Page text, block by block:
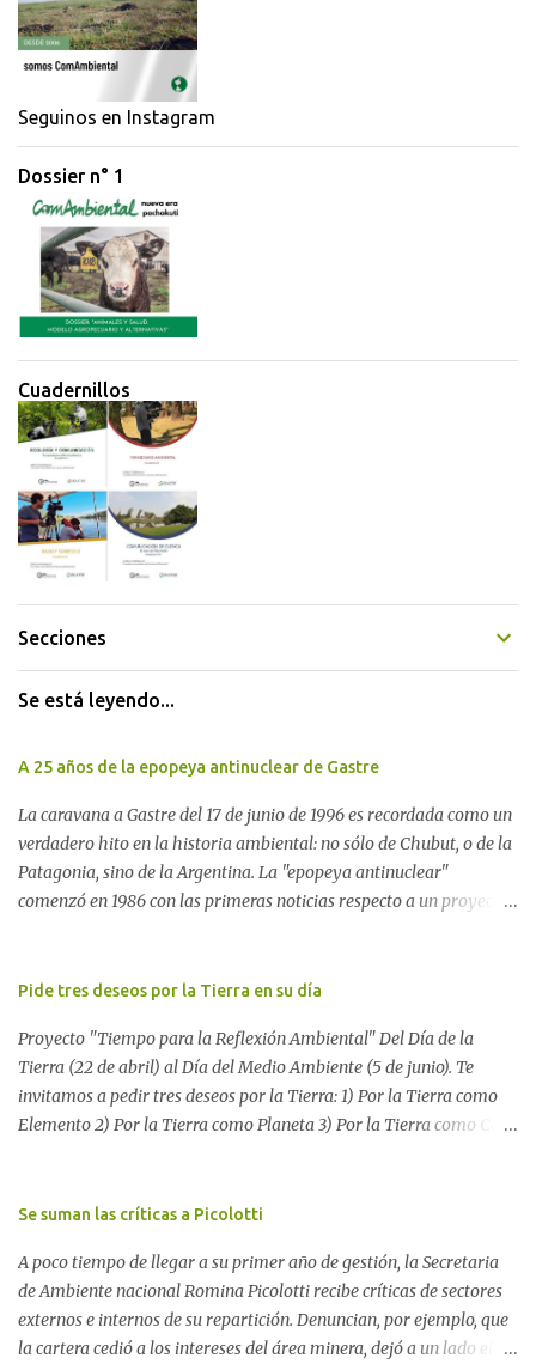
t
a
i
o
s
Seguinos en Instagram
Dossier n° 1
Cuadernillos
Secciones
Se está leyendo...
A 25 años de la epopeya antinuclear de Gastre
La caravana a Gastre del 17 de junio de 1996 es recordada como un
verdadero hito en la historia ambiental: no sólo de Chubut, o de la
Patagonia, sino de la Argentina. La "epopeya antinuclear"
comenzó en 1986 con las primeras noticias respecto a un proyecto
proyecto legislativo nacional al respecto. En este artículo, la
Movimiento Antinuclear de Chubut (MACH) liderada por Javier
Rodríguez Pardo, como una lección de rebelión democrática
territorial frente a las imposiciones de la tecnocracia nuclear
globalizada. Dossier N° 3 "La crisis nuclear en el mundo. A 10 años
Dukal.
Pide tres deseos por la Tierra en su día
Proyecto "Tiempo para la Reflexión Ambiental" Del Día de la
Tierra (22 de abril) al Día del Medio Ambiente (5 de junio). Te
invitamos a pedir tres deseos por la Tierra: 1) Por la Tierra como
Elemento 2) Por la Tierra como Planeta 3) Por la Tierra como Casa
blog para reunir todos los pedidos. Si no tenés una página web,
blogambiental@yahoo.com.ar Difundí este mensaje. Unamos
nuestras voces para que nos escuchen Ver más sobre el Proyecto
"Tiempo para la reflexión ambiental" Los deseos pueden
expresarse poéticamente: Ver "Oda a la Tierra" Nuestros tres
Se suman las críticas a Picolotti
A poco tiempo de llegar a su primer año de gestión, la Secretaria
de Ambiente nacional Romina Picolotti recibe críticas de sectores
externos e internos de su repartición. Denuncian, por ejemplo, que
la cartera cedió a los intereses del área minera, dejó a un lado el